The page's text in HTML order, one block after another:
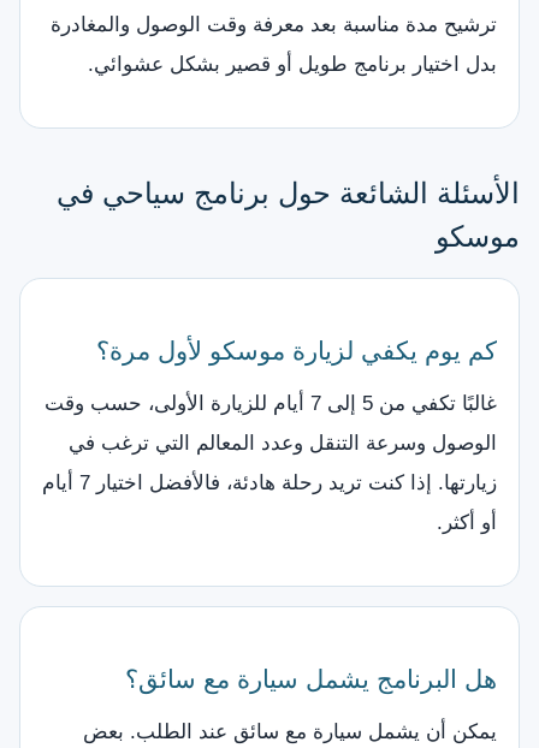
ترشيح مدة مناسبة بعد معرفة وقت الوصول والمغادرة
بدل اختيار برنامج طويل أو قصير بشكل عشوائي.
الأسئلة الشائعة حول برنامج سياحي في
موسكو
كم يوم يكفي لزيارة موسكو لأول مرة؟
غالبًا تكفي من 5 إلى 7 أيام للزيارة الأولى، حسب وقت
الوصول وسرعة التنقل وعدد المعالم التي ترغب في
زيارتها. إذا كنت تريد رحلة هادئة، فالأفضل اختيار 7 أيام
أو أكثر.
هل البرنامج يشمل سيارة مع سائق؟
يمكن أن يشمل سيارة مع سائق عند الطلب. بعض